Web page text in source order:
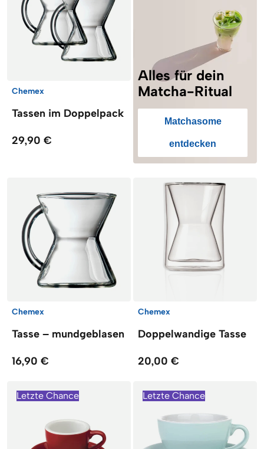
Chemex
Tassen im Doppelpack
29,90 €
Alles für dein
Matcha-Ritual
Matchasome
entdecken
Chemex
Tasse – mundgeblasen
16,90 €
Chemex
Doppelwandige Tasse
20,00 €
Letzte Chance Letzte Chance